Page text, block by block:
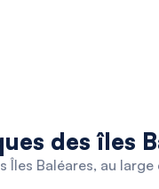
des îles
Baléares, au